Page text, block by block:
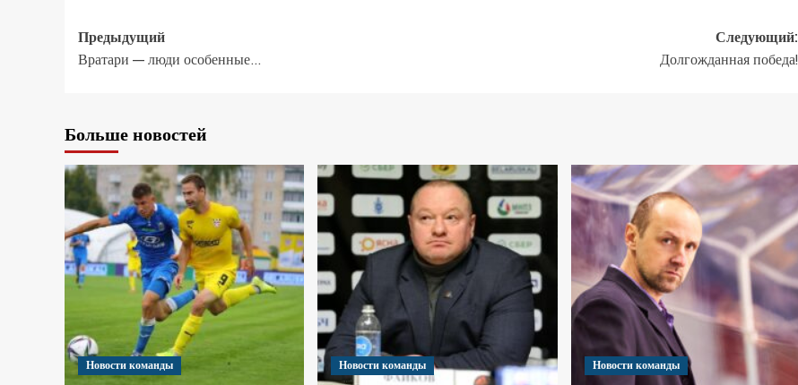
Предыдущий
Вратари — люди особенные…
Следующий:
Долгожданная победа!
Больше новостей
Новости команды Новости команды Новости команды